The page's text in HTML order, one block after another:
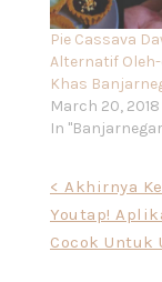
Pie Cassava
Alternatif
Khas
March 20, 2018
In
navigation
< Akhirnya
Youtap!
Cocok Untuk